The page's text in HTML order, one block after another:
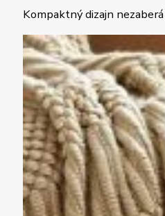
Kompaktný dizajn